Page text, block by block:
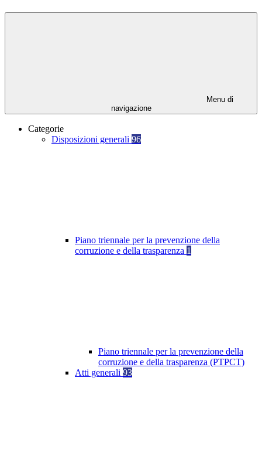
Menu di
navigazione
Categorie
Disposizioni generali 96
Piano triennale per la prevenzione della
corruzione e della trasparenza 1
Piano triennale per la prevenzione della
corruzione e della trasparenza (PTPCT)
Atti generali 93